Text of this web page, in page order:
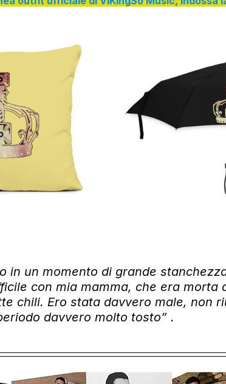
in un momento di grande
con mia mamma, che era morta
chili. Ero stata davvero male, non
davvero molto tosto” .